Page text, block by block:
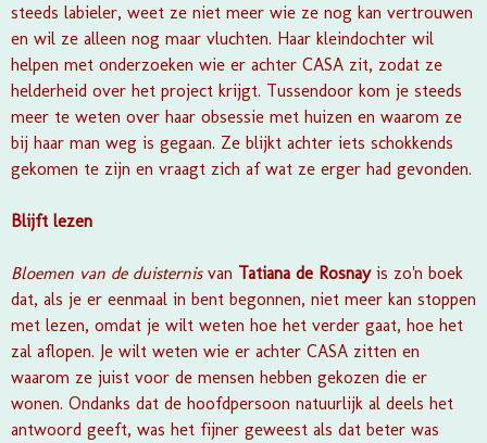
steeds labieler, weet ze niet meer wie ze nog kan vertrouwen
en wil ze alleen nog maar vluchten. Haar kleindochter wil
helpen met onderzoeken wie er achter CASA zit, zodat ze
helderheid over het project krijgt. Tussendoor kom je steeds
meer te weten over haar obsessie met huizen en waarom ze
bij haar man weg is gegaan. Ze blijkt achter iets schokkends
gekomen te zijn en vraagt zich af wat ze erger had gevonden.
Blijft lezen
Bloemen van de duisternis van Tatiana de Rosnay is zo'n boek
dat, als je er eenmaal in bent begonnen, niet meer kan stoppen
met lezen, omdat je wilt weten hoe het verder gaat, hoe het
zal aflopen. Je wilt weten wie er achter CASA zitten en
waarom ze juist voor de mensen hebben gekozen die er
wonen. Ondanks dat de hoofdpersoon natuurlijk al deels het
antwoord geeft, was het fijner geweest als dat beter was